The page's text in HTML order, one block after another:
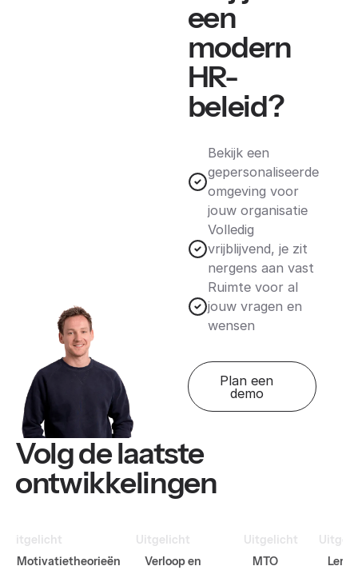
een
modern
HR-
beleid?
Bekijk een
gepersonaliseerde
omgeving voor
jouw organisatie
Volledig
vrijblijvend, je zit
nergens aan vast
Ruimte voor al
jouw vragen en
wensen
Plan een
demo
Volg de laatste
ontwikkelingen
Uitgelicht
Motivatietheorieën
Uitgelicht
Verloop en
Uitgelicht
MTO